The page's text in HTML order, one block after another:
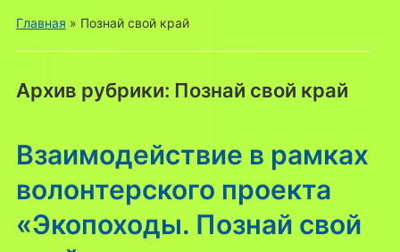
Главная » Познай свой край
Архив рубрики: Познай свой край
Взаимодействие в рамках
волонтерского проекта
«Экопоходы. Познай свой